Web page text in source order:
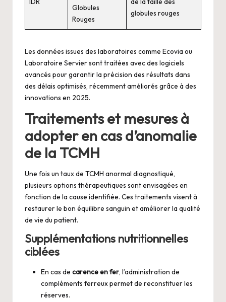
Globules
Rouges
globules rouges
Les données issues des laboratoires comme Ecovia ou
Laboratoire Servier sont traitées avec des logiciels
avancés pour garantir la précision des résultats dans
des délais optimisés, récemment améliorés grâce à des
innovations en 2025.
Traitements et mesures à
adopter en cas d’anomalie
de la TCMH
Une fois un taux de TCMH anormal diagnostiqué,
plusieurs options thérapeutiques sont envisagées en
fonction de la cause identifiée. Ces traitements visent à
restaurer le bon équilibre sanguin et améliorer la qualité
de vie du patient.
Supplémentations nutritionnelles
ciblées
En cas de carence en fer, l’administration de
compléments ferreux permet de reconstituer les
réserves.